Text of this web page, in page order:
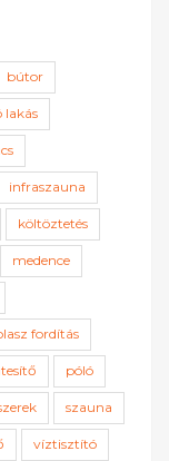
bútor
lakás
infraszauna
költöztetés
medence
fordítás
póló
szauna
víztisztító